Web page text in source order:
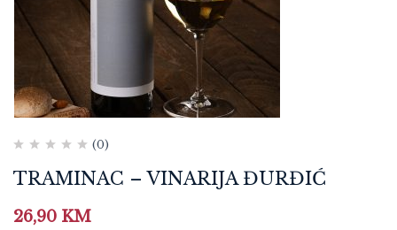
(0)
TRAMINAC – VINARIJA ĐURĐIĆ
26,90 KM